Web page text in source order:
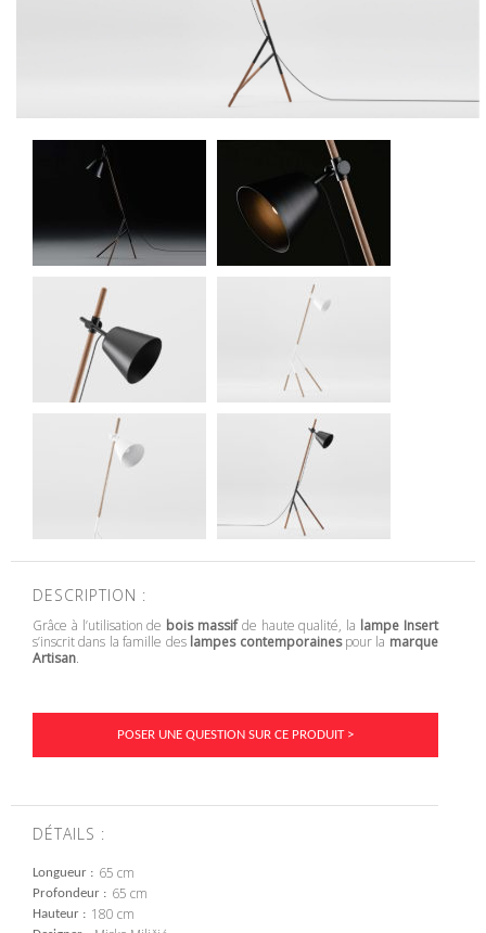
DESCRIPTION :
Grâce à l’utilisation de bois massifde haute qualité, la lampe Insert
s’inscrit dans la famille des lampes contemporainespour la marque
Artisan.
POSER UNE QUESTION SUR CE PRODUIT >
DÉTAILS :
Longueur 65 cm
Profondeur 65 cm
Hauteur 180 cm